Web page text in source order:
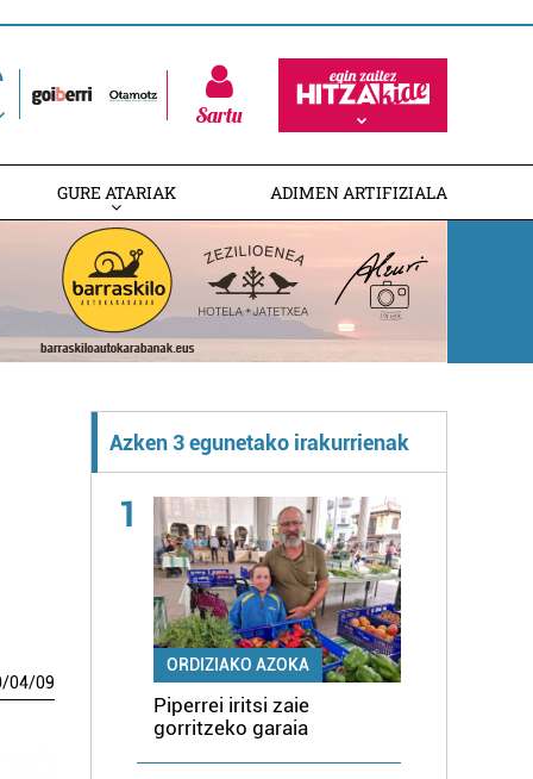
Sartu
GURE ATARIAK ADIMEN ARTIFIZIALA
/04/09
Azken 3 egunetako irakurrienak
1
ORDIZIAKO AZOKA
Piperrei iritsi zaie
gorritzeko garaia